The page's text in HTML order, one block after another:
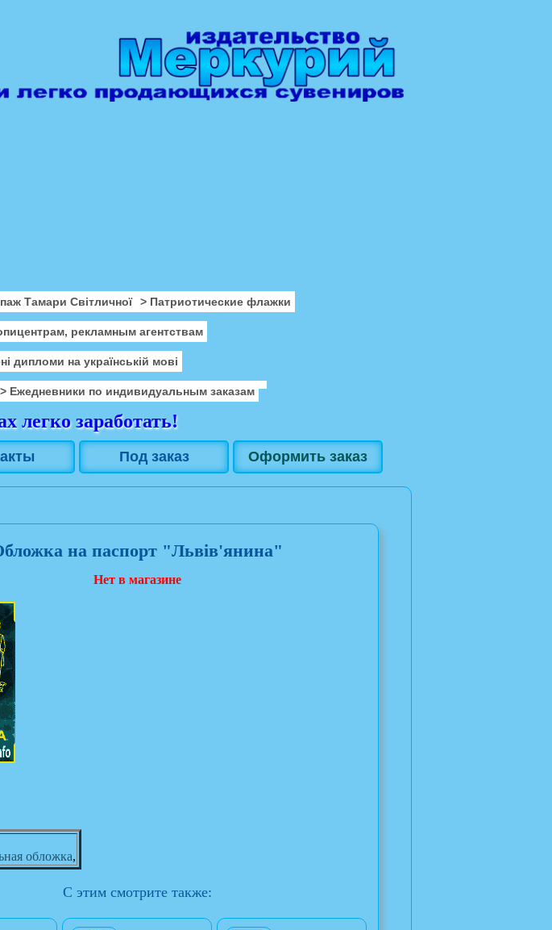
Тамари Світличної > Патриотические флажки
рекламным агентствам
дипломи на українській мові
> Ежедневники по индивидуальным заказам
легко заработать!
Под заказ Оформить заказ
на паспорт "Львів'янина"
Нет в магазине
обложка,
С этим смотрите также: